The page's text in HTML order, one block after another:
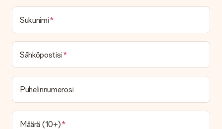
Sukunimi
Sähköpostisi
Puhelinnumerosi
Määrä (10+)